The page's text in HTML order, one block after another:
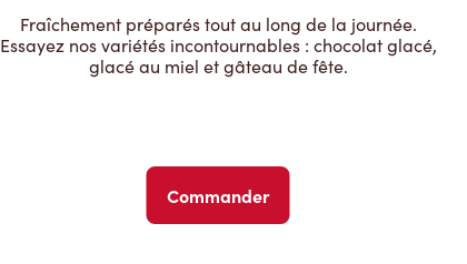
Fraîchement préparés tout au long de la journée.
Essayez nos variétés incontournables : chocolat glacé,
glacé au miel et gâteau de fête.
Commander